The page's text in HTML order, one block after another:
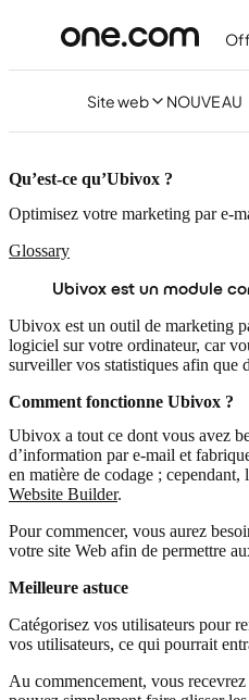
Site web NOUVEAU
Qu’est-ce qu’Ubivox ?
Optimisez votre marketing par e-
Glossary
Ubivox est un module
Ubivox est un outil de marketing
logiciel sur votre ordinateur, car
surveiller vos statistiques afin que
Comment fonctionne Ubivox ?
Ubivox a tout ce dont vous avez
d’information par e-mail et
en matière de codage ;
Website Builder.
Pour commencer, vous aurez
votre site Web afin de permettre
Meilleure astuce
Catégorisez vos utilisateurs pour
vos utilisateurs, ce qui pourrait
Au commencement, vous